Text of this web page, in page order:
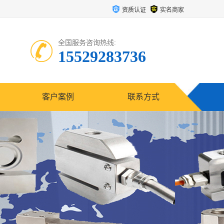
资质认证 实名商家
全国服务咨询热线:
15529283736
客户案例 联系方式